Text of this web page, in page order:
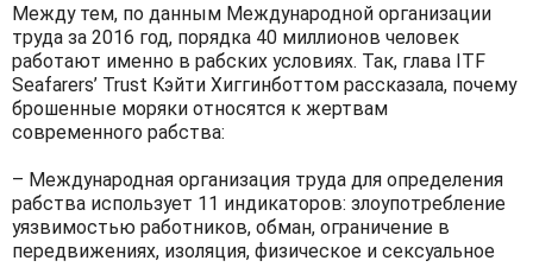
Между тем, по данным Международной организации
труда за 2016 год, порядка 40 миллионов человек
работают именно в рабских условиях. Так, глава ITF
Seafarers’ Trust Кэйти Хиггинботтом рассказала, почему
брошенные моряки относятся к жертвам
современного рабства:
– Международная организация труда для определения
рабства использует 11 индикаторов: злоупотребление
уязвимостью работников, обман, ограничение в
передвижениях, изоляция, физическое и сексуальное